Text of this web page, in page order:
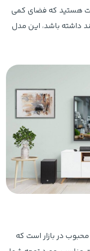
هستید که فضای کمی
داشته باشد، این مدل
در بازار است که